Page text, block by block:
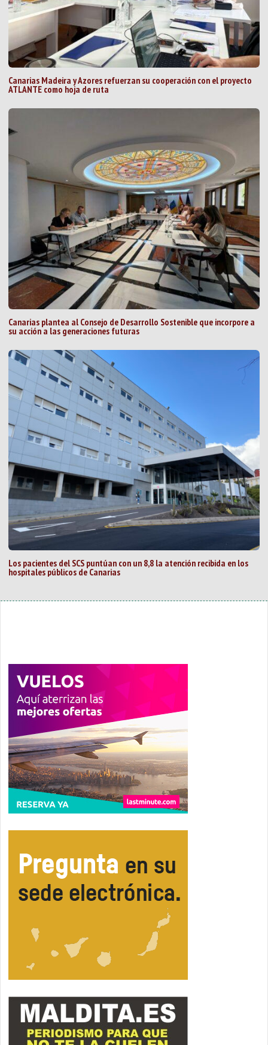
Canarias Madeira y Azores refuerzan su cooperación con el proyecto
ATLANTE como hoja de ruta
Canarias plantea al Consejo de Desarrollo Sostenible que incorpore a
su acción a las generaciones futuras
Los pacientes del SCS puntúan con un 8,8 la atención recibida en los
hospitales públicos de Canarias